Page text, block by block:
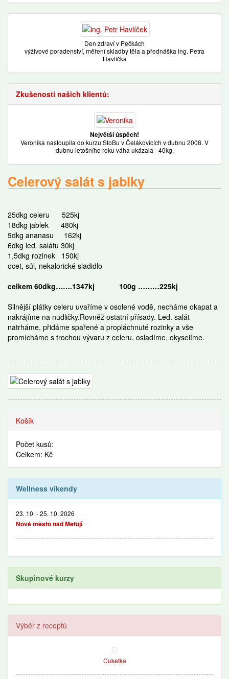
Den zdraví v Pečkách
výživové poradenství, měření skladby těla a přednáška ing. Petra
Havlíčka
Zkušenosti našich klientů:
Největší úspěch!
Veronika nastoupila do kurzu StoBu v Čelákovicích v dubnu 2008. V
dubnu letošního roku váha ukázala - 40kg.
Celerový salát s jablky
25dkg celeru 525kj
18dkg jablek 480kj
9dkg ananasu 162kj
6dkg led. salátu 30kj
1,5dkg rozinek 150kj
ocet, sůl, nekalorické sladidlo
celkem 60dkg…….1347kj 100g ………225kj
Silnější plátky celeru uvaříme v osolené vodě, necháme okapat a
nakrájíme na nudličky.Rovněž ostatní přísady. Led. salát
natrháme, přidáme spařené a propláchnuté rozinky a vše
promícháme s trochou vývaru z celeru, osladíme, okyselíme.
Košík
Počet kusů:
Celkem: Kč
Wellness víkendy
23. 10. - 25. 10. 2026
Nové město nad Metují
Skupinové kurzy
Výběr z receptů
Cuketka